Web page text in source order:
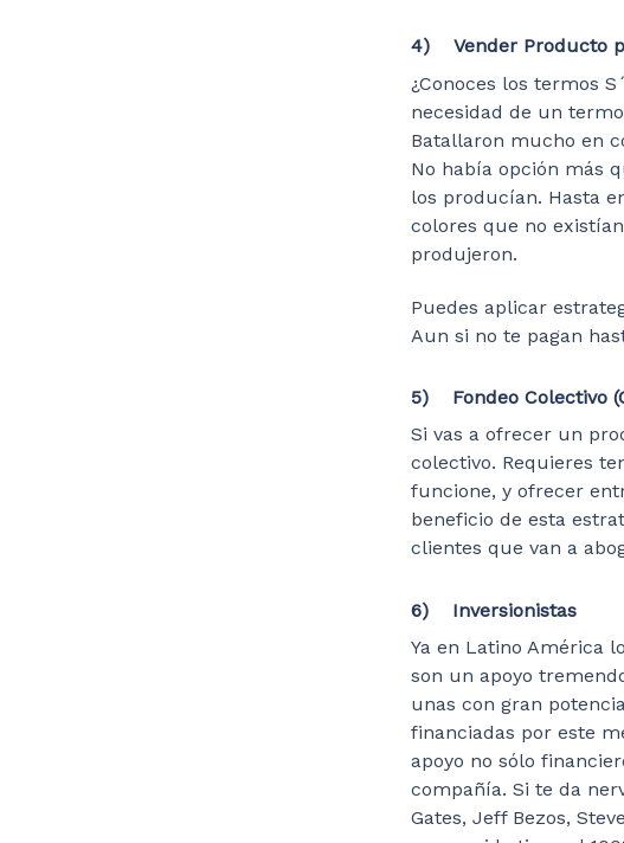
4) Vender Producto
¿Conoces los termos
necesidad de un
Batallaron mucho en
No había opción más
los producían. Hasta
colores que no
produjeron.
Puedes aplicar
Aun si no te pagan
5) Fondeo Colectivo
Si vas a ofrecer un
colectivo. Requieres
funcione, y ofrecer
beneficio de esta
clientes que van a
6) Inversionistas
Ya en Latino América
son un apoyo
unas con gran
financiadas por este
apoyo no sólo
compañía. Si te da
Gates, Jeff Bezos,